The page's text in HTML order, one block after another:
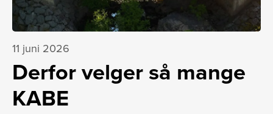
11 juni 2026
Derfor velger så mange
KABE